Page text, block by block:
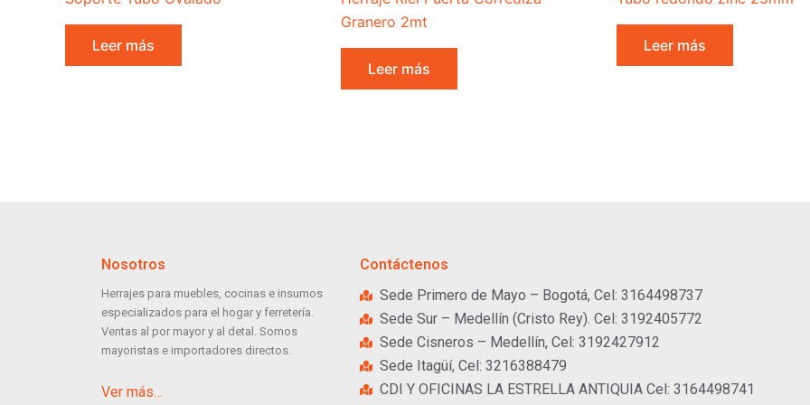
Leer más
Granero 2mt
Leer más
Leer más
Nosotros
Herrajes para muebles, cocinas e insumos
especializados para el hogar y ferretería.
Ventas al por mayor y al detal. Somos
mayoristas e importadores directos.
Ver más…
Contáctenos
Sede Primero de Mayo – Bogotá, Cel: 3164498737
Sede Sur – Medellín (Cristo Rey). Cel: 3192405772
Sede Cisneros – Medellín, Cel: 3192427912
Sede Itagüí, Cel: 3216388479
CDI Y OFICINAS LA ESTRELLA ANTIQUIA Cel: 3164498741